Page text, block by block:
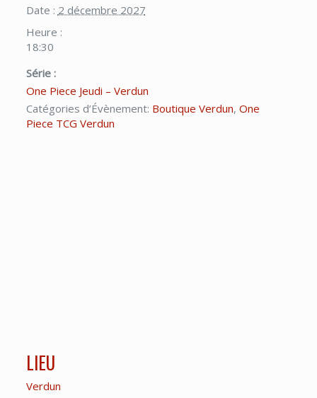
Date : 2 décembre 2027
Heure :
18:30
Série :
One Piece Jeudi – Verdun
Catégories d’Évènement: Boutique Verdun, One
Piece TCG Verdun
LIEU
Verdun